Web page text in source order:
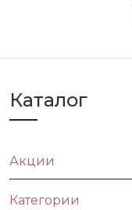
Каталог
Акции
Категории